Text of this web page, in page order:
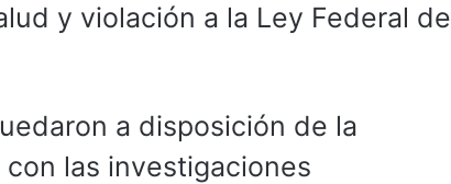
y violación a la Ley Federal de
a disposición de la
las investigaciones